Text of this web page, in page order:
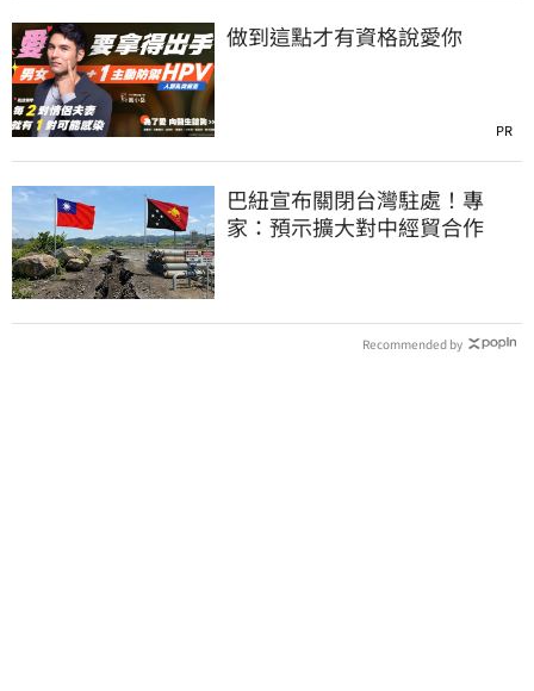
做到這點才有資格說愛你
PR
巴紐宣布關閉台灣駐處！專
家：預示擴大對中經貿合作
Recommended by